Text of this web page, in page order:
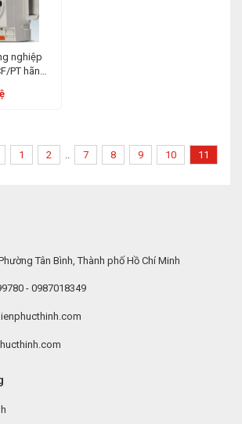
nghiệp
PT hãng
1 2 .. 7 8 9 10 11
Tân Bình, Thành phố Hồ Chí Minh
- 0987018349